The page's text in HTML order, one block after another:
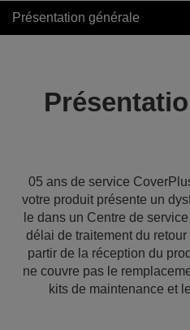
Présentation générale
05 ans de service
votre produit présente un
le dans un Centre de
délai de traitement du
partir de la réception du
ne couvre pas le
kits de maintenance et